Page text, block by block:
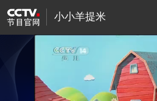
小小羊提米